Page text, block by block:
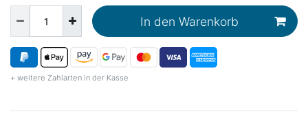
In den Warenkorb
+ weitere Zahlarten in der Kasse